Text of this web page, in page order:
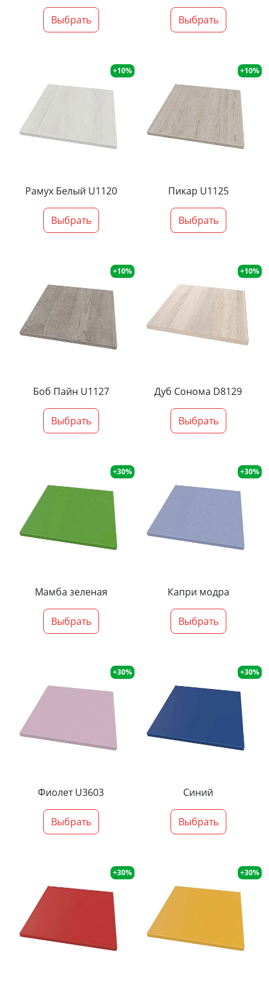
Выбрать Выбрать
+10%
Рамух Белый U1120
Выбрать
+10%
Пикар U1125
Выбрать
+10%
Боб Пайн U1127
Выбрать
+10%
Дуб Сонома D8129
Выбрать
+30%
Мамба зеленая
Выбрать
+30%
Капри модра
Выбрать
+30%
Фиолет U3603
Выбрать
+30%
Синий
Выбрать
+30% +30%